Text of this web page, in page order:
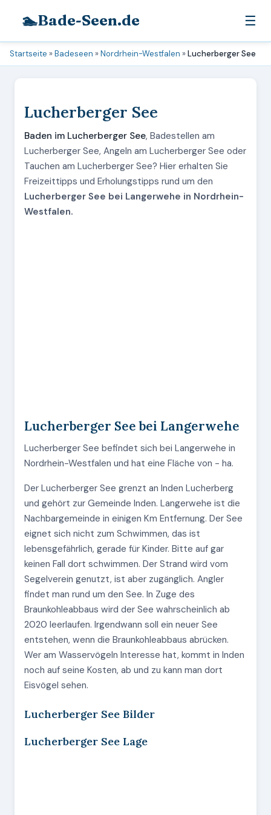
🏊Bade-Seen.de ☰
Startseite »Badeseen »Nordrhein-Westfalen »Lucherberger See
Lucherberger See
Baden im Lucherberger See, Badestellen am
Lucherberger See, Angeln am Lucherberger See oder
Tauchen am Lucherberger See? Hier erhalten Sie
Freizeittipps und Erholungstipps rund um den
Lucherberger See bei Langerwehe in Nordrhein-
Westfalen.
Lucherberger See bei Langerwehe
Lucherberger See befindet sich bei Langerwehe in
Nordrhein-Westfalen und hat eine Fläche von - ha.
Der Lucherberger See grenzt an Inden Lucherberg
und gehört zur Gemeinde Inden. Langerwehe ist die
Nachbargemeinde in einigen Km Entfernung. Der See
eignet sich nicht zum Schwimmen, das ist
lebensgefährlich, gerade für Kinder. Bitte auf gar
keinen Fall dort schwimmen. Der Strand wird vom
Segelverein genutzt, ist aber zugänglich. Angler
findet man rund um den See. In Zuge des
Braunkohleabbaus wird der See wahrscheinlich ab
2020 leerlaufen. Irgendwann soll ein neuer See
entstehen, wenn die Braunkohleabbaus abrücken.
Wer am Wasservögeln Interesse hat, kommt in Inden
noch auf seine Kosten, ab und zu kann man dort
Eisvögel sehen.
Lucherberger See Bilder
Lucherberger See Lage